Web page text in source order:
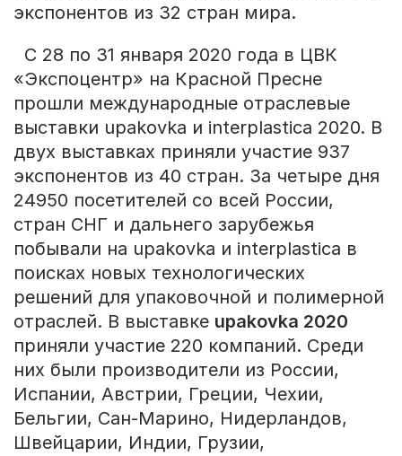
экспонентов из 32 стран мира.
С 28 по 31 января 2020 года в ЦВК
«Экспоцентр» на Красной Пресне
прошли международные отраслевые
выставки upakovka и interplastica 2020. В
двух выставках приняли участие 937
экспонентов из 40 стран. За четыре дня
24950 посетителей со всей России,
стран СНГ и дальнего зарубежья
побывали на upakovka и interplastica в
поисках новых технологических
решений для упаковочной и полимерной
отраслей. В выставке upakovka 2020
приняли участие 220 компаний. Среди
них были производители из России,
Испании, Австрии, Греции, Чехии,
Бельгии, Сан-Марино, Нидерландов,
Швейцарии, Индии, Грузии,